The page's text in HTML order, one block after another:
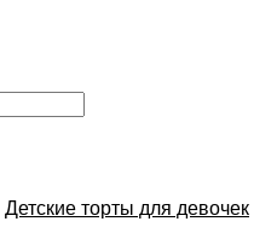
Детские торты для девочек